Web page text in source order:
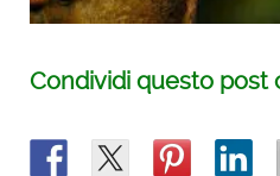
Condividi questo post